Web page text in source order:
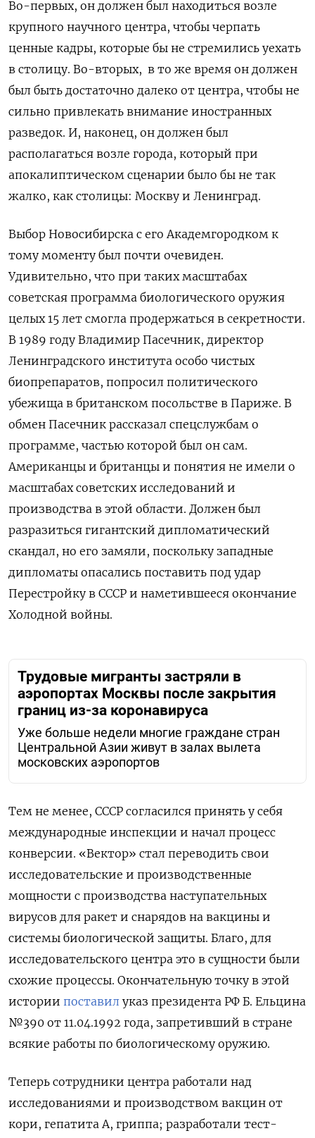
Во-первых, он должен был находиться возле
крупного научного центра, чтобы черпать
ценные кадры, которые бы не стремились уехать
в столицу. Во-вторых, в то же время он должен
был быть достаточно далеко от центра, чтобы не
сильно привлекать внимание иностранных
разведок. И, наконец, он должен был
располагаться возле города, который при
апокалиптическом сценарии было бы не так
жалко, как столицы: Москву и Ленинград.
Выбор Новосибирска с его Академгородком к
тому моменту был почти очевиден.
Удивительно, что при таких масштабах
советская программа биологического оружия
целых 15 лет смогла продержаться в секретности.
В 1989 году Владимир Пасечник, директор
Ленинградского института особо чистых
биопрепаратов, попросил политического
убежища в британском посольстве в Париже. В
обмен Пасечник рассказал спецслужбам о
программе, частью которой был он сам.
Американцы и британцы и понятия не имели о
масштабах советских исследований и
производства в этой области. Должен был
разразиться гигантский дипломатический
скандал, но его замяли, поскольку западные
дипломаты опасались поставить под удар
Перестройку в СССР и наметившееся окончание
Холодной войны.
Трудовые мигранты застряли в
аэропортах Москвы после закрытия
границ из-за коронавируса
Уже больше недели многие граждане стран
Центральной Азии живут в залах вылета
московских аэропортов
Тем не менее, СССР согласился принять у себя
международные инспекции и начал процесс
конверсии. «Вектор» стал переводить свои
исследовательские и производственные
мощности с производства наступательных
вирусов для ракет и снарядов на вакцины и
системы биологической защиты. Благо, для
исследовательского центра это в сущности были
схожие процессы. Окончательную точку в этой
истории поставил указ президента РФ Б. Ельцина
№390 от 11.04.1992 года, запретивший в стране
всякие работы по биологическому оружию.
Теперь сотрудники центра работали над
исследованиями и производством вакцин от
кори, гепатита А, гриппа; разработали тест-